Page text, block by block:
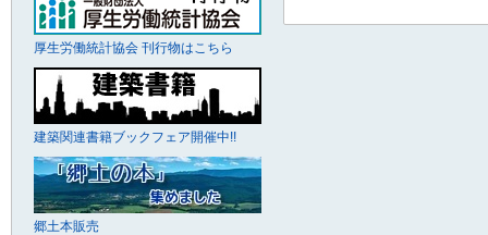
厚生労働統計協会 刊行物はこちら
建築関連書籍ブックフェア開催中!!
郷土本販売